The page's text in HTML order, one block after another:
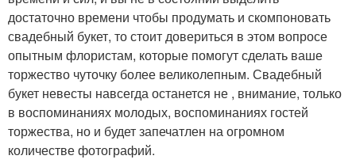
достаточно времени чтобы продумать и скомпоновать
свадебный букет, то стоит довериться в этом вопросе
опытным флористам, которые помогут сделать ваше
торжество чуточку более великолепным. Свадебный
букет невесты навсегда останется не , внимание, только
в воспоминаниях молодых, воспоминаниях гостей
торжества, но и будет запечатлен на огромном
количестве фотографий.